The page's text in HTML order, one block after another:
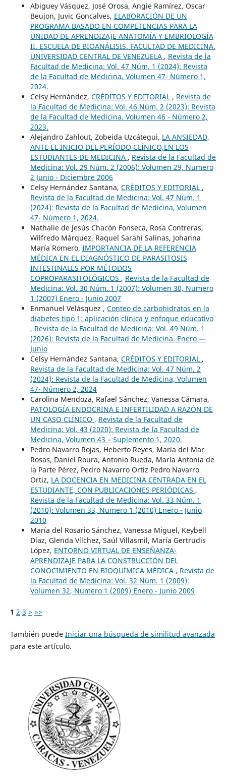
Abiguey Vásquez, José Orosa, Angie Ramírez, Oscar
Beujon, Juvic Goncalves, ELABORACIÓN DE UN
PROGRAMA BASADO EN COMPETENCIAS PARA LA
UNIDAD DE APRENDIZAJE ANATOMÍA Y EMBRIOLOGÍA
II. ESCUELA DE BIOANÁLISIS. FACULTAD DE MEDICINA.
UNIVERSIDAD CENTRAL DE VENEZUELA , Revista de la
Facultad de Medicina: Vol. 47 Núm. 1 (2024): Revista
de la Facultad de Medicina, Volumen 47- Número 1,
2024.
Celsy Hernández, CRÉDITOS Y EDITORIAL , Revista de
la Facultad de Medicina: Vol. 46 Núm. 2 (2023): Revista
de la Facultad de Medicina. Volumen 46 - Número 2,
2023.
Alejandro Zahlout, Zobeida Uzcátegui, LA ANSIEDAD,
ANTE EL INICIO DEL PERÍODO CLÍNICO,EN LOS
ESTUDIANTES DE MEDICINA , Revista de la Facultad de
Medicina: Vol. 29 Núm. 2 (2006): Volumen 29, Numero
2 Junio - Diciembre 2006
Celsy Hernández Santana, CRÉDITOS Y EDITORIAL ,
Revista de la Facultad de Medicina: Vol. 47 Núm. 1
(2024): Revista de la Facultad de Medicina, Volumen
47- Número 1, 2024.
Nathalie de Jesús Chacón Fonseca, Rosa Contreras,
Wilfredo Márquez, Raquel Sarahi Salinas, Johanna
María Romero, IMPORTANCIA DE LA REFERENCIA
MÉDICA EN EL DIAGNÓSTICO DE PARASITOSIS
INTESTINALES POR MÉTODOS
COPROPARASITOLÓGICOS , Revista de la Facultad de
Medicina: Vol. 30 Núm. 1 (2007): Volumen 30, Numero
1 (2007) Enero - Junio 2007
Enmanuel Velásquez , Conteo de carbohidratos en la
diabetes tipo 1: aplicación clínica y enfoque educativo
, Revista de la Facultad de Medicina: Vol. 49 Núm. 1
(2026): Revista de la Facultad de Medicina. Enero —
Junio
Celsy Hernández Santana, CRÉDITOS Y EDITORIAL ,
Revista de la Facultad de Medicina: Vol. 47 Núm. 2
(2024): Revista de la Facultad de Medicina, Volumen
47- Número 2, 2024
Carolina Mendoza, Rafael Sánchez, Vanessa Cámara,
PATOLOGÍA ENDOCRINA E INFERTILIDAD A RAZÓN DE
UN CASO CLÍNICO , Revista de la Facultad de
Medicina: Vol. 43 (2020): Revista de la Facultad de
Medicina, Volumen 43 – Suplemento 1, 2020.
Pedro Navarro Rojas, Heberto Reyes, María del Mar
Rosas, Daniel Roura, Antonio Rueda, María Antonia de
la Parte Pérez, Pedro Navarro Ortiz Pedro Navarro
Ortiz, LA DOCENCIA EN MEDICINA CENTRADA EN EL
ESTUDIANTE, CON PUBLICACIONES PERIÓDICAS ,
Revista de la Facultad de Medicina: Vol. 33 Núm. 1
(2010): Volumen 33, Numero 1 (2010) Enero - Junio
2010
María del Rosario Sánchez, Vanessa Miguel, Keybell
Díaz, Glenda Vílchez, Saúl Villasmil, María Gertrudis
López, ENTORNO VIRTUAL DE ENSEÑANZA-
APRENDIZAJE PARA LA CONSTRUCCIÓN DEL
CONOCIMIENTO EN BIOQUÍMICA MÉDICA , Revista de
la Facultad de Medicina: Vol. 32 Núm. 1 (2009):
Volumen 32, Numero 1 (2009) Enero - Junio 2009
1 2 3 > >>
También puede Iniciar una búsqueda de similitud avanzada
para este artículo.